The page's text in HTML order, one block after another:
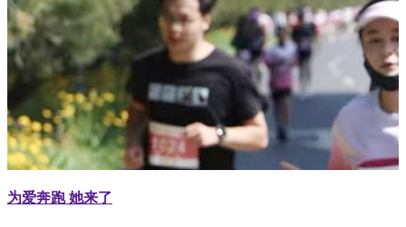
为爱奔跑 她来了